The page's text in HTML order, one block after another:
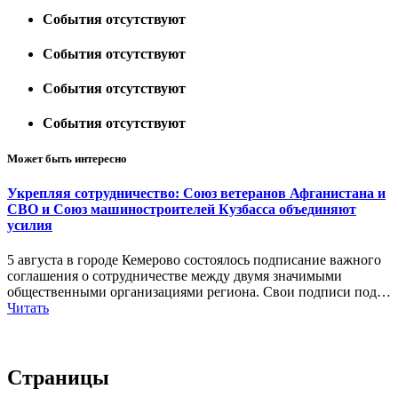
События отсутствуют
События отсутствуют
События отсутствуют
События отсутствуют
Может быть интересно
Укрепляя сотрудничество: Союз ветеранов Афганистана и
СВО и Союз машиностроителей Кузбасса объединяют
усилия
5 августа в городе Кемерово состоялось подписание важного
соглашения о сотрудничестве между двумя значимыми
общественными организациями региона. Свои подписи под…
Читать
Страницы